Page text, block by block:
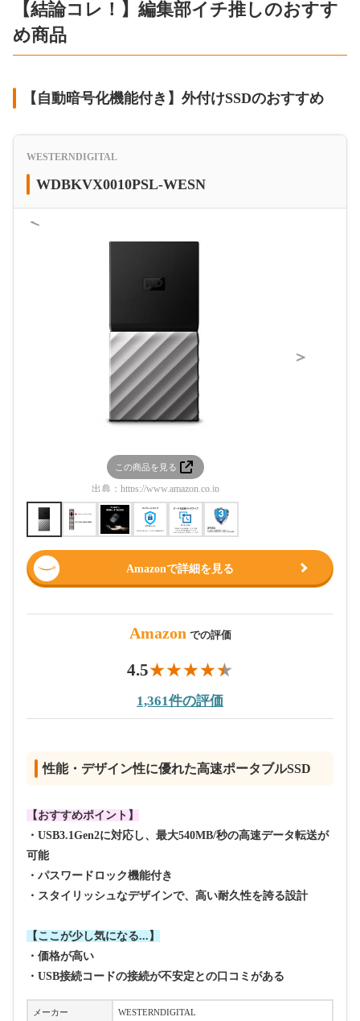
【結論コレ！】編集部イチ推しのおすす
め商品
【自動暗号化機能付き】外付けSSDのおすすめ
WESTERNDIGITAL
WDBKVX0010PSL-WESN
＜
この商品を見る
出典： https://www.amazon.co.jp
＞
Amazonで詳細を見る
Amazon での評価
4.5
1,361件の評価
性能・デザイン性に優れた高速ポータブルSSD
【おすすめポイント】
・USB3.1Gen2に対応し、 最大540MB/秒の高速データ転送が
可能
・パスワードロック機能付き
・スタイリッシュなデザインで、高い耐久性を誇る設計
【ここが少し気になる...】
・価格が高い
・USB接続コードの接続が不安定との口コミがある
メーカー WESTERNDIGITAL